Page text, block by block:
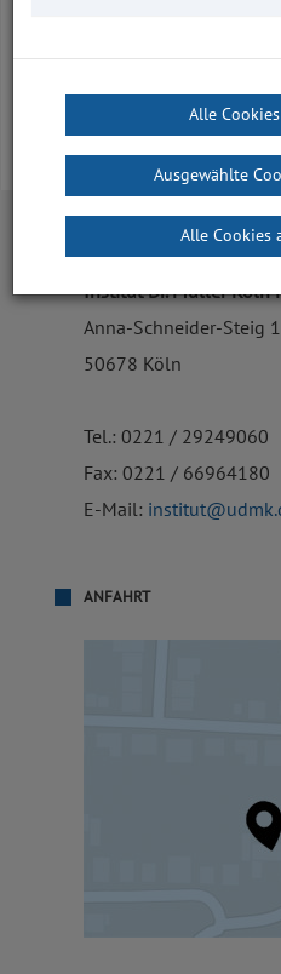
Spezielle
Führung
Institut Dr. Müller Köln
Anna-Schneider-Steig
50678 Köln
Tel.: 0221 / 29249060
Fax: 0221 / 66964180
E-Mail:
ANFAHRT
Alle
Ausgewählte
Alle Cookies